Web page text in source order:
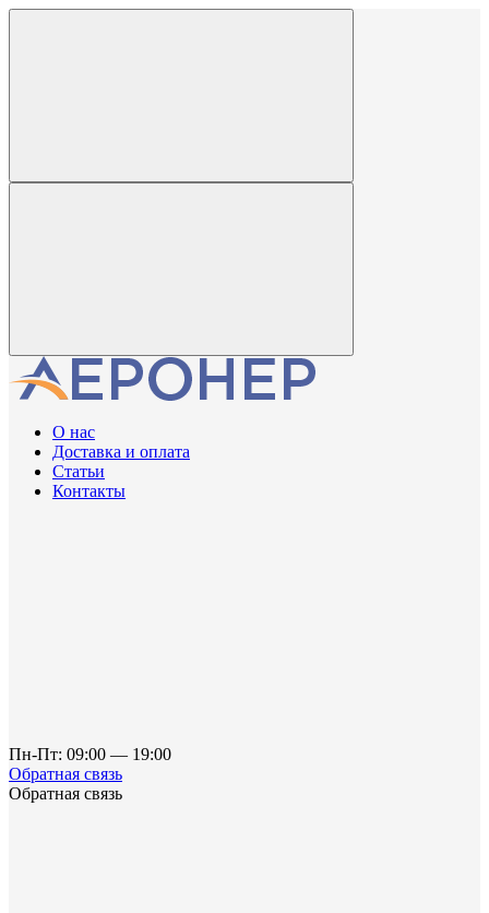
О нас
Доставка и оплата
Статьи
Контакты
Пн-Пт: 09:00 — 19:00
Обратная связь
Обратная связь